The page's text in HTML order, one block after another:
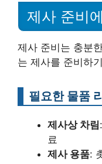
제사 준비
제사 준비는 충분
는 제사를 준비하
필요한 물품
제사상 차림
료
제사 용품: